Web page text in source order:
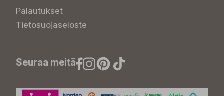
Palautukset
Tietosuojaseloste
Seuraa meitä